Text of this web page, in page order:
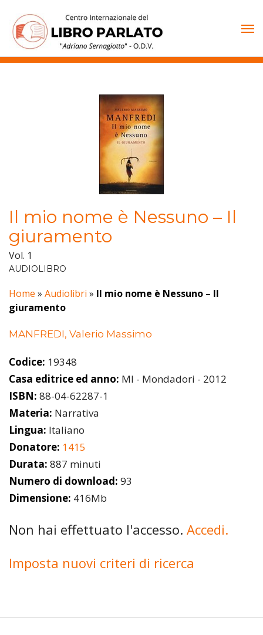
contenuto
Il mio nome è Nessuno – Il
giuramento
Vol. 1
AUDIOLIBRO
Home » Audiolibri » Il mio nome è Nessuno – Il
giuramento
MANFREDI, Valerio Massimo
Codice: 19348
Casa editrice ed anno: MI - Mondadori - 2012
ISBN: 88-04-62287-1
Materia: Narrativa
Lingua: Italiano
Donatore: 1415
Durata: 887 minuti
Numero di download: 93
Dimensione: 416Mb
Non hai effettuato l'accesso. Accedi.
Imposta nuovi criteri di ricerca